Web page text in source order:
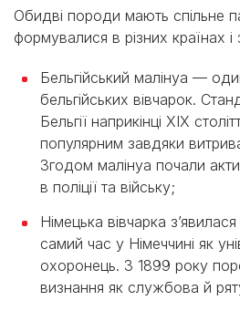
Обидві породи мають спільне
формувалися в різних країнах і
Бельгійський малінуа —
бельгійських вівчарок.
Бельгії наприкінці XIX
популярним завдяки
Згодом малінуа почали
в поліції та війську;
Німецька вівчарка
самий час у Німеччині як
охоронець. З 1899 року
визнання як службова й